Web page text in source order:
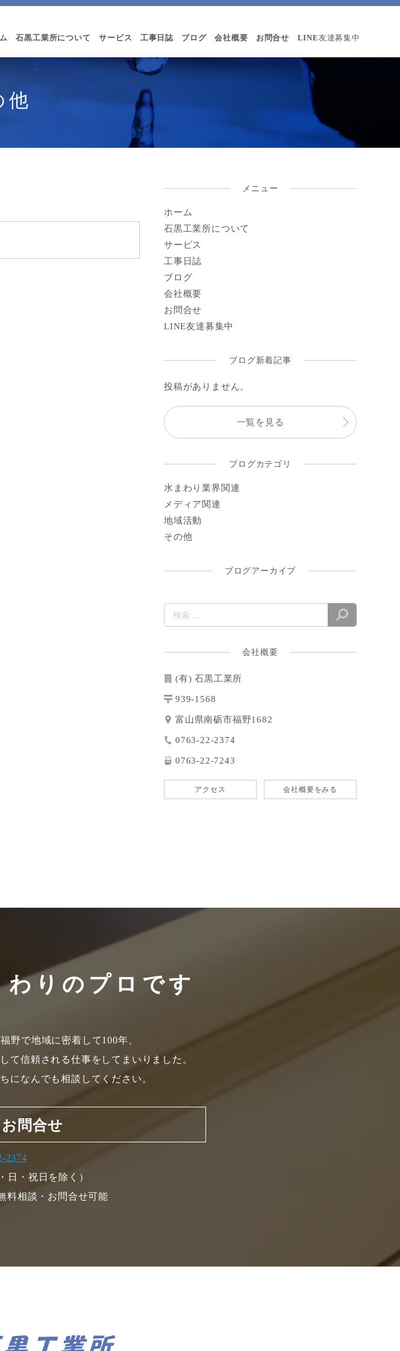
石黒工業所について サービス 工事日誌 ブログ 会社概要 お問合せ LINE友達募集中
他
メニュー
ホーム
石黒工業所について
サービス
工事日誌
ブログ
会社概要
お問合せ
LINE友達募集中
ブログ新着記事
投稿がありません。
一覧を見る
ブログカテゴリ
水まわり業界関連
メディア関連
地域活動
その他
ブログアーカイブ
会社概要
(有) 石黒工業所
939-1568
富山県南砺市福野1682
0763-22-2374
0763-22-7243
アクセス 会社概要をみる
わりのプロです
野で地域に密着して100年、
て信頼される仕事をしてまいりました。
になんでも相談してください。
問合せ
2374
日・祝日を除く）
料相談・お問合せ可能